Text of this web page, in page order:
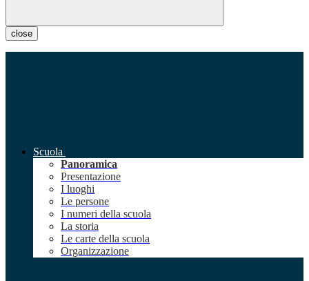
close
Scuola
Panoramica
Presentazione
I luoghi
Le persone
I numeri della scuola
La storia
Le carte della scuola
Organizzazione